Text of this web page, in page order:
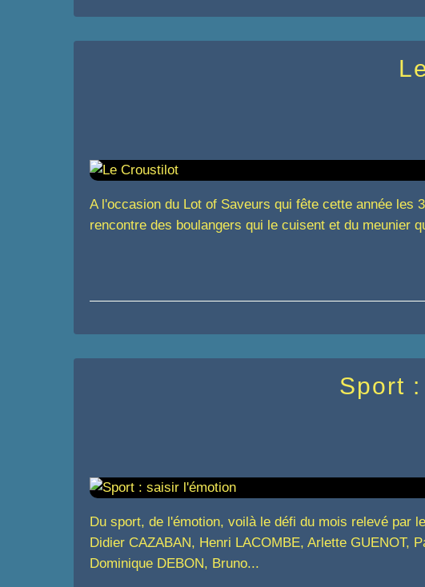
A l'occasion du Lot of Saveurs qui fête cette année les
rencontre des boulangers qui le cuisent et du meunier
Sport
Du sport, de l'émotion, voilà le défi du mois relevé par
Didier CAZABAN, Henri LACOMBE, Arlette GUENOT,
Dominique DEBON, Bruno...